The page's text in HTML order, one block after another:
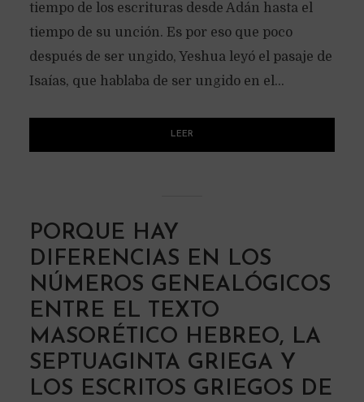
tiempo de los escrituras desde Adán hasta el
tiempo de su unción. Es por eso que poco
después de ser ungido, Yeshua leyó el pasaje de
Isaías, que hablaba de ser ungido en el...
LEER
PORQUE HAY
DIFERENCIAS EN LOS
NÚMEROS GENEALÓGICOS
ENTRE EL TEXTO
MASORÉTICO HEBREO, LA
SEPTUAGINTA GRIEGA Y
LOS ESCRITOS GRIEGOS DE